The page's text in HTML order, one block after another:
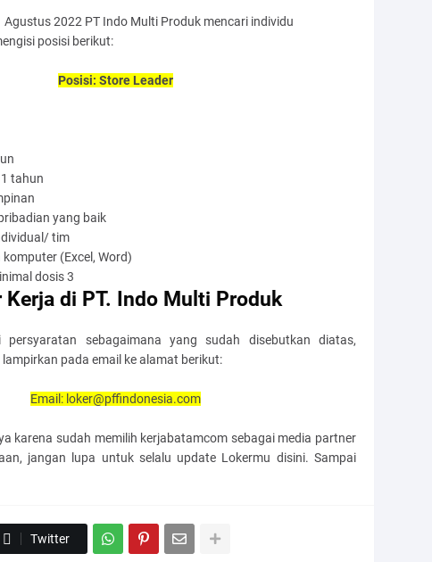
2022 PT Indo Multi Produk mencari individu
posisi berikut:
Posisi: Store Leader
tahun
yang baik
tim
(Excel, Word)
dosis 3
Kerja di PT. Indo Multi Produk
persyaratan sebagaimana yang sudah disebutkan diatas,
pada email ke alamat berikut:
Email: loker@pffindonesia.com
karena sudah memilih kerjabatamcom sebagai media partner
jangan lupa untuk selalu update Lokermu disini. Sampai
Twitter